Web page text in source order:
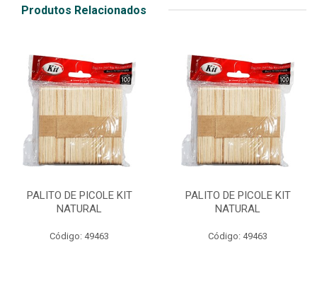
Produtos Relacionados
PALITO DE PICOLE KIT
NATURAL
Código: 49463
PALITO DE PICOLE KIT
NATURAL
Código: 49463